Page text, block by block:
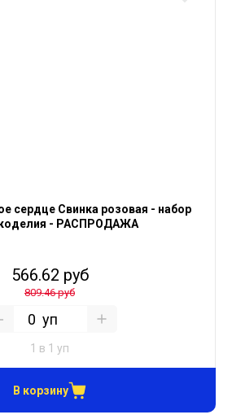
сердце Свинка розовая - набор
- РАСПРОДАЖА
566.62 руб
809.46 руб
уп
1 в 1 уп
В корзину